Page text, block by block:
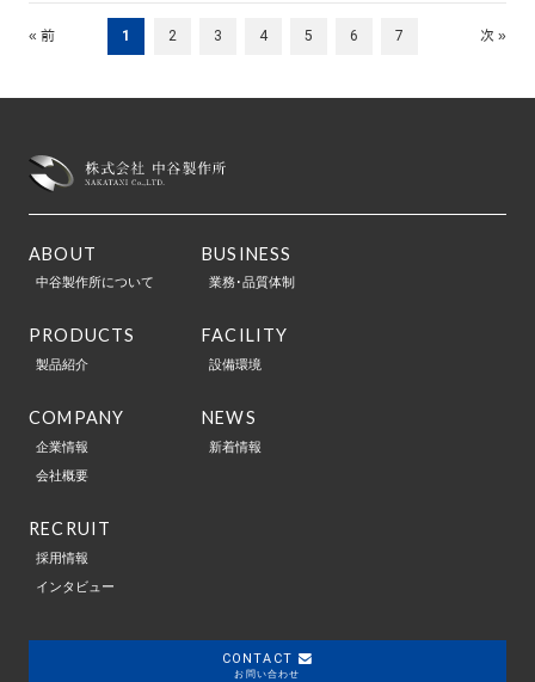
« 前 1 2 3 4 5 6 7 次 »
ABOUT
中谷製作所について
PRODUCTS
製品紹介
BUSINESS
業務･品質体制
FACILITY
設備環境
COMPANY
企業情報
会社概要
NEWS
新着情報
RECRUIT
採用情報
インタビュー
CONTACT
お問い合わせ